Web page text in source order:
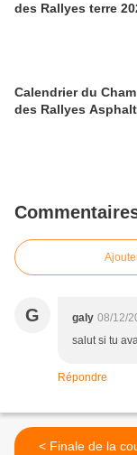
des Rallyes terre
Calendrier du
des Rallyes
G galy 08/12/
salut si tu
Répondre
< Finale de la coupe de